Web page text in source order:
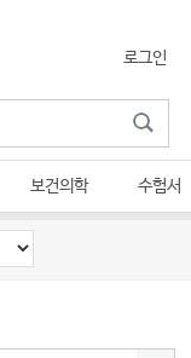
로그인
보건의학 수험서